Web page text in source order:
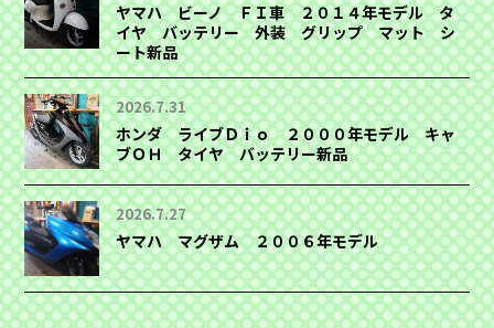
ヤマハ ビーノ ＦＩ車 ２０１４年モデル タ
イヤ バッテリー 外装 グリップ マット シ
ート新品
2026.7.31
ホンダ ライブＤｉｏ ２０００年モデル キャ
ブＯＨ タイヤ バッテリー新品
2026.7.27
ヤマハ マグザム ２００６年モデル